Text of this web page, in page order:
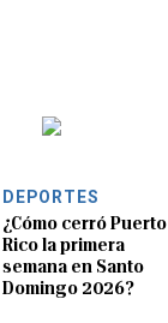
DEPORTES
¿Cómo cerró Puerto
Rico la primera
semana en Santo
Domingo 2026?